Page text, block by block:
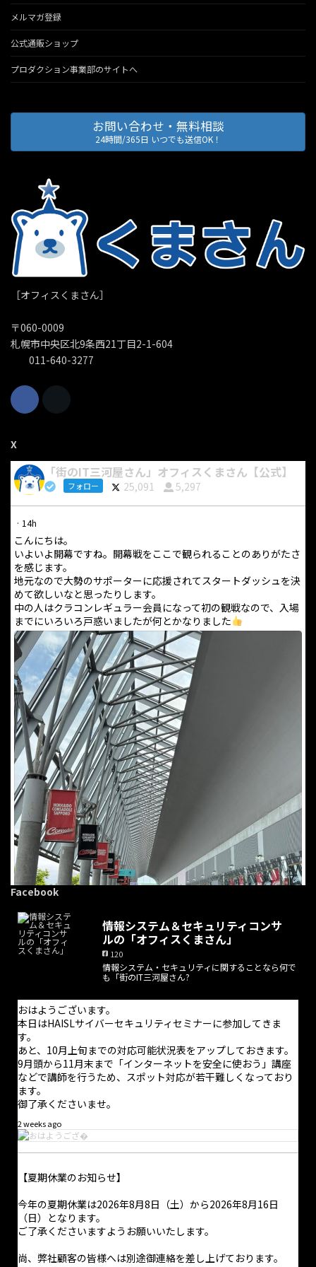
メルマガ登録
公式通販ショップ
プロダクション事業部のサイトへ
お問い合わせ・無料相談
24時間/365日 いつでも送信OK！
［オフィスくまさん］
〒060-0009
札幌市中央区北9条西21丁目2-1-604
011-640-3277
X
「街のIT三河屋さん」オフィスくまさん【公式】
フォロー 25,091 5,297
· 14h
こんにちは。
いよいよ開幕ですね。開幕戦をここで観られることのありがたさ
を感じます。
地元なので大勢のサポーターに応援されてスタートダッシュを決
めて欲しいなと思ったりします。
中の人はクラコンレギュラー会員になって初の観戦なので、入場
までにいろいろ戸惑いましたが何とかなりました
17h
電話での問合せにつきましては受け付けておりません。問合せに
ついては問合せフォームからのみ受け付けており、返信は適宜行
っております。また、オンライン打合せの予約はホームページか
ら随時可能です。
Facebook
情報システム＆セキュリティコンサ
ルの「オフィスくまさん」
120
情報システム・セキュリティに関することなら何で
も「街のIT三河屋さん?
おはようございます。
本日はHAISLサイバーセキュリティセミナーに参加してきま
す。
あと、10月上旬までの対応可能状況表をアップしておきます。
9月頭から11月末まで「インターネットを安全に使おう」講座
などで講師を行うため、スポット対応が若干難しくなっており
ます。
御了承くださいませ。
2 weeks ago
【夏期休業のお知らせ】
今年の夏期休業は2026年8月8日（土）から2026年8月16日
（日）となります。
ご了承くださいますようお願いいたします。
尚、弊社顧客の皆様へは別途御連絡を差し上げております。